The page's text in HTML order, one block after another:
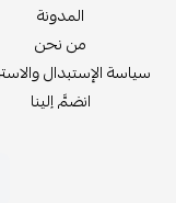
المدونة
من نحن
سياسة الإستبدال
انضمَّ إلينا